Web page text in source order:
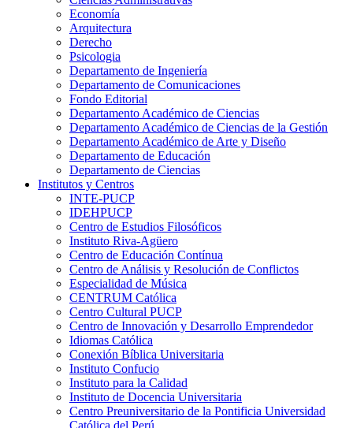
Economía
Arquitectura
Derecho
Psicologia
Departamento de Ingeniería
Departamento de Comunicaciones
Fondo Editorial
Departamento Académico de Ciencias
Departamento Académico de Ciencias de la Gestión
Departamento Académico de Arte y Diseño
Departamento de Educación
Departamento de Ciencias
Institutos y Centros
INTE-PUCP
IDEHPUCP
Centro de Estudios Filosóficos
Instituto Riva-Agüero
Centro de Educación Contínua
Centro de Análisis y Resolución de Conflictos
Especialidad de Música
CENTRUM Católica
Centro Cultural PUCP
Centro de Innovación y Desarrollo Emprendedor
Idiomas Católica
Conexión Bíblica Universitaria
Instituto Confucio
Instituto para la Calidad
Instituto de Docencia Universitaria
Centro Preuniversitario de la Pontificia Universidad
Católica del Perú